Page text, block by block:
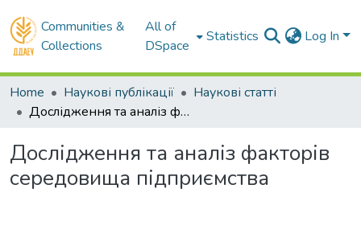
Communities &
Collections
All of
DSpace
Statistics Log In
Home Наукові публікації
Наукові статті
Дослідження та аналіз факторів середовища підприємства
Дослідження та аналіз факторів
середовища підприємства